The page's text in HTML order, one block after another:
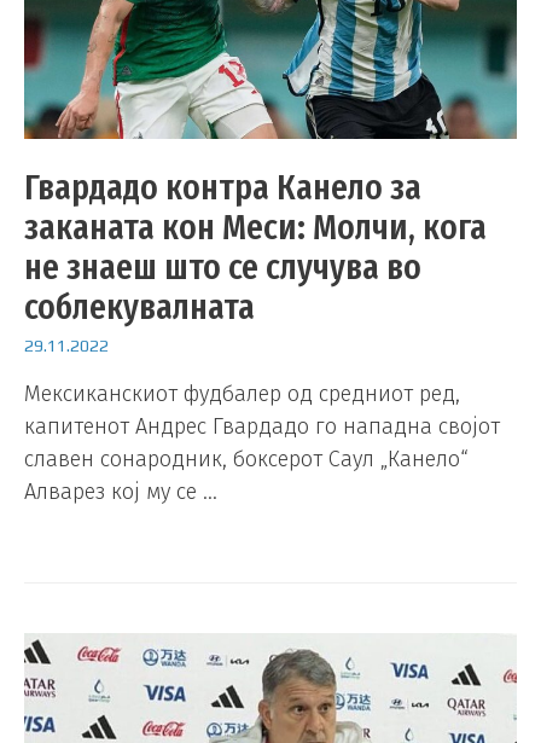
Гвардадо контра Канело за
заканата кон Меси: Молчи, кога
не знаеш што се случува во
соблекувалната
29.11.2022
Мексиканскиот фудбалер од средниот ред,
капитенот Андрес Гвардадо го нападна својот
славен сонародник, боксерот Саул „Канело“
Алварез кој му се …